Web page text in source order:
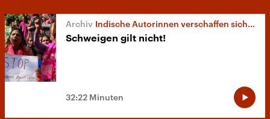
Indische Autorinnen verschaffen sich Gehör
Schweigen gilt nicht!
32:22 Minuten